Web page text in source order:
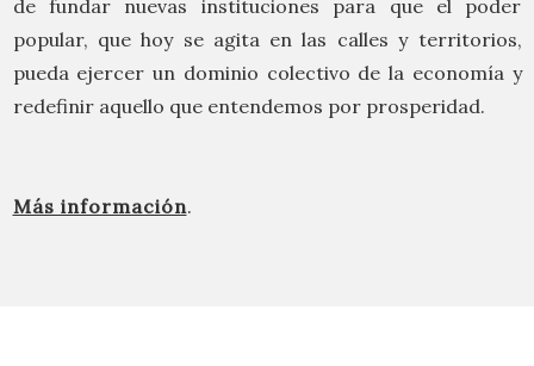
de fundar nuevas instituciones para que el poder
popular, que hoy se agita en las calles y territorios,
pueda ejercer un dominio colectivo de la economía y
redefinir aquello que entendemos por prosperidad.
Más información.